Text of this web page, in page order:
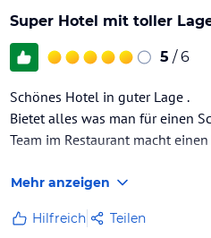
Super Hotel mit toller
5 / 6
Schönes Hotel in guter Lage .
Bietet alles was man für einen
Team im Restaurant macht
Mehr anzeigen
Hilfreich Teilen